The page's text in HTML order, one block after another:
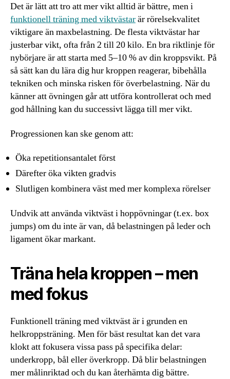
Det är lätt att tro att mer vikt alltid är bättre, men i
funktionell träning med viktvästarär rörelsekvalitet
viktigare än maxbelastning. De flesta viktvästar har
justerbar vikt, ofta från 2 till 20 kilo. En bra riktlinje för
nybörjare är att starta med 5–10 % av din kroppsvikt. På
så sätt kan du lära dig hur kroppen reagerar, bibehålla
tekniken och minska risken för överbelastning. När du
känner att övningen går att utföra kontrollerat och med
god hållning kan du successivt lägga till mer vikt.
Progressionen kan ske genom att:
Öka repetitionsantalet först
Därefter öka vikten gradvis
Slutligen kombinera väst med mer komplexa rörelser
Undvik att använda viktväst i hoppövningar (t.ex. box
jumps) om du inte är van, då belastningen på leder och
ligament ökar markant.
Träna hela kroppen – men
med fokus
Funktionell träning med viktväst är i grunden en
helkroppsträning. Men för bäst resultat kan det vara
klokt att fokusera vissa pass på specifika delar:
underkropp, bål eller överkropp. Då blir belastningen
mer målinriktad och du kan återhämta dig bättre.